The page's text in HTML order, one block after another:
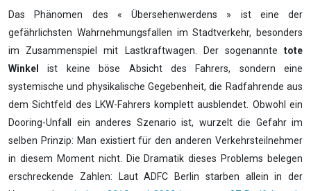
Das Phänomen des « Übersehenwerdens » ist eine der
gefährlichsten Wahrnehmungsfallen im Stadtverkehr, besonders
im Zusammenspiel mit Lastkraftwagen. Der sogenannte tote
Winkel
ist keine böse Absicht des Fahrers, sondern eine
systemische und physikalische Gegebenheit, die Radfahrende aus
dem Sichtfeld des LKW-Fahrers komplett ausblendet. Obwohl ein
Dooring-Unfall ein anderes Szenario ist, wurzelt die Gefahr im
selben Prinzip: Man existiert für den anderen Verkehrsteilnehmer
in diesem Moment nicht. Die Dramatik dieses Problems belegen
erschreckende Zahlen: Laut ADFC Berlin starben allein in der